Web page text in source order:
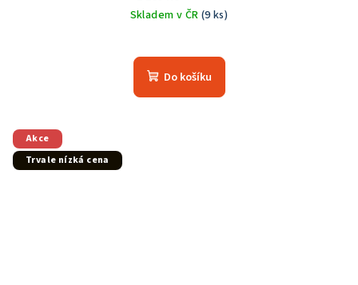
Skladem v ČR (9 ks)
hodnocení
produktu
Do košíku
Akce
Trvale nízká cena